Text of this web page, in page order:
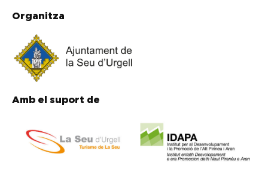
Organitza
Amb el suport de